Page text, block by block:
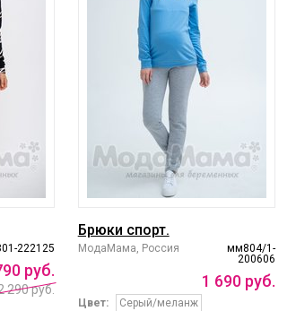
222125
руб.
290 руб.
Брюки спорт.
мм804/1-
200606
МодаМама, Россия
1 690 руб.
Цвет: Серый/меланж